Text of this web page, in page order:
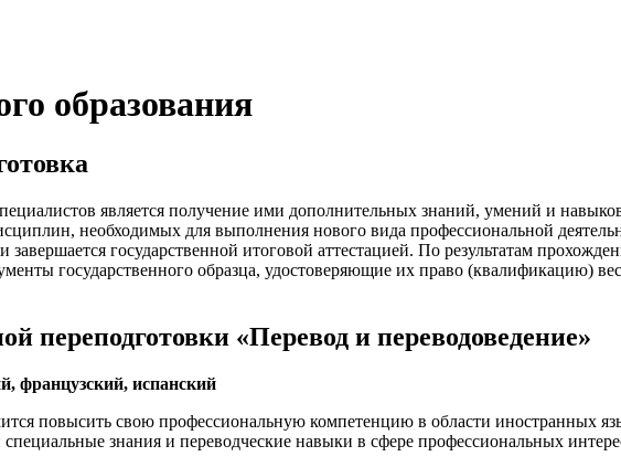
образования
является получение ими дополнительных знаний, умений и
необходимых для выполнения нового вида профессиональной
государственной итоговой аттестацией. По результатам
государственного образца, удостоверяющие их право (квалификацию)
переподготовки «Перевод и переводоведение»
французский, испанский
повысить свою профессиональную компетенцию в области иностранных
знания и переводческие навыки в сфере профессиональных